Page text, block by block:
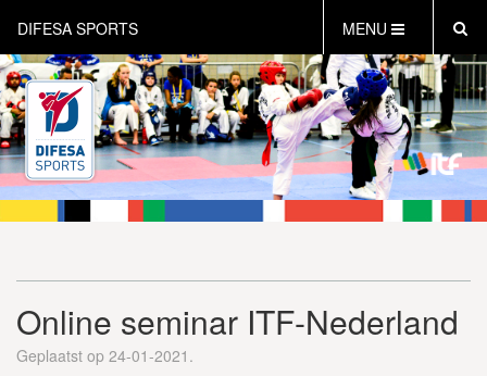
DIFESA SPORTS MENU
HOME
AKTUEEL
OVER DIFESA SPORTS
TAEKWON-DO
OPEN DUTCH
WEBSHOP
Online seminar ITF-Nederland
Geplaatst op 24-01-2021.